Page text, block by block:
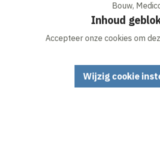
Bouw,
Inhoud
Accepteer onze cookies om
Wijzig cookie